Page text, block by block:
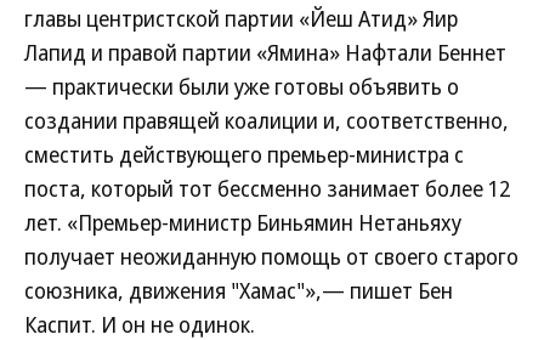
главы центристской партии «Йеш Атид» Яир
Лапид и правой партии «Ямина» Нафтали Беннет
— практически были уже готовы объявить о
создании правящей коалиции и, соответственно,
сместить действующего премьер-министра с
поста, который тот бессменно занимает более 12
лет. «Премьер-министр Биньямин Нетаньяху
получает неожиданную помощь от своего старого
союзника, движения "Хамас"»,— пишет Бен
Каспит. И он не одинок.